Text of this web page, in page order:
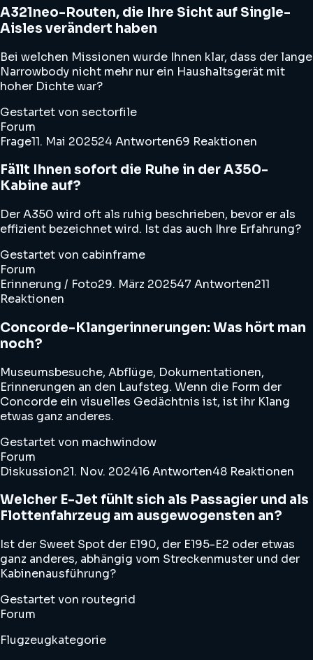
A321neo-Routen, die Ihre Sicht auf Single-
Aisles verändert haben
Bei welchen Missionen wurde Ihnen klar, dass der lange
Narrowbody nicht mehr nur ein Haushaltsgerät mit
hoher Dichte war?
Gestartet von sectorfile
Forum
Frage11. Mai 202524 Antworten69 Reaktionen
Fällt Ihnen sofort die Ruhe in der A350-
Kabine auf?
Der A350 wird oft als ruhig beschrieben, bevor er als
effizient bezeichnet wird. Ist das auch Ihre Erfahrung?
Gestartet von cabinframe
Forum
Erinnerung / Foto29. März 202547 Antworten211
Reaktionen
Concorde-Klangerinnerungen: Was hört man
noch?
Museumsbesuche, Abflüge, Dokumentationen,
Erinnerungen an den Laufsteg. Wenn die Form der
Concorde ein visuelles Gedächtnis ist, ist ihr Klang
etwas ganz anderes.
Gestartet von machwindow
Forum
Diskussion21. Nov. 202416 Antworten48 Reaktionen
Welcher E-Jet fühlt sich als Passagier und als
Flottenfahrzeug am ausgewogensten an?
Ist der Sweet Spot der E190, der E195-E2 oder etwas
ganz anderes, abhängig vom Streckenmuster und der
Kabinenausführung?
Gestartet von routegrid
Forum
Flugzeugkategorie